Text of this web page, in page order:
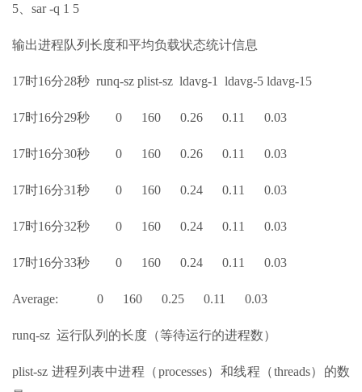
5、sar -q 1 5
输出进程队列长度和平均负载状态统计信息
17时16分28秒 runq-sz plist-sz ldavg-1 ldavg-5 ldavg-15
17时16分29秒 0 160 0.26 0.11 0.03
17时16分30秒 0 160 0.26 0.11 0.03
17时16分31秒 0 160 0.24 0.11 0.03
17时16分32秒 0 160 0.24 0.11 0.03
17时16分33秒 0 160 0.24 0.11 0.03
Average: 0 160 0.25 0.11 0.03
runq-sz 运行队列的长度（等待运行的进程数）
plist-sz 进程列表中进程（processes）和线程（threads）的数